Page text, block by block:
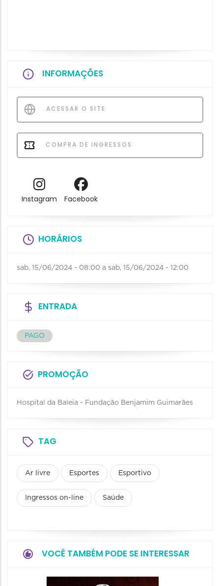
INFORMAÇÕES
ACESSAR O SITE
COMPRA DE INGRESSOS
Instagram Facebook
HORÁRIOS
sab, 15/06/2024 - 08:00 a sab, 15/06/2024 - 12:00
ENTRADA
PAGO
PROMOÇÃO
Hospital da Baleia - Fundação Benjamim Guimarães
TAG
Ar livre Esportes Esportivo
Ingressos on-line Saúde
VOCÊ TAMBÉM PODE SE INTERESSAR